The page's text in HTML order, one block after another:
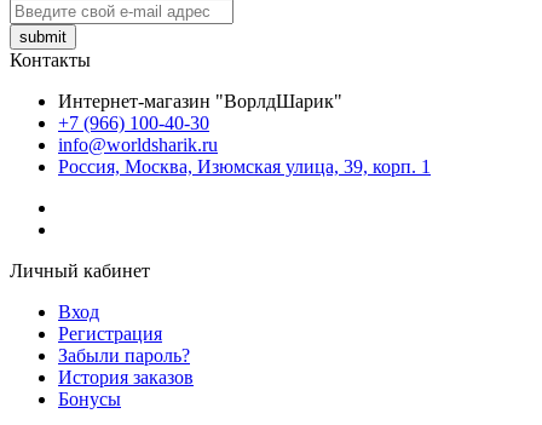
submit
Контакты
Интернет-магазин "ВорлдШарик"
+7 (966) 100-40-30
info@worldsharik.ru
Россия, Москва, Изюмская улица, 39, корп. 1
Личный кабинет
Вход
Регистрация
Забыли пароль?
История заказов
Бонусы